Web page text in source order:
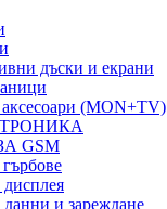
дъски и екрани
(MON+TV)
GSM
дисплея
данни и зареждане